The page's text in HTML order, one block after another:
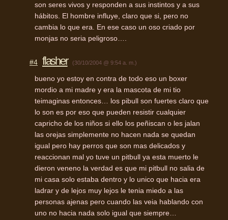
son seres vivos y responden a sus instintos y a sus
hábitos. El hombre influye, claro que si, pero no
cambia lo que era. En ese caso un oso criado por
monjas no seria peligroso….
#4 flasher (30/10/2004 @ 9:54 a. m.)
bueno yo estoy en contra de todo eso un boxer
mordio a mi madre y era la mascota de mi tio
teimaginas entonces… los pibull son fuertes claro que
lo son es por eso que pueden resistir cualquier
capricho de los niños si ello los peñiscan o les jalan
las orejas simplemente no hacen nada se quedan
igual pero hay perros que son mas delicados y
reaccionan mal yo tuve un pitbull ya esta muerto le
dieron veneno la verdad es que mi pitbull no salia de
mi casa solo estaba dentro y lo unico que hacia era
ladrar y de lejos muy lejos le tenia miedo a las
personas ajenas pero cuando las veia hablando con
uno no hacia nada solo igual que siempre…